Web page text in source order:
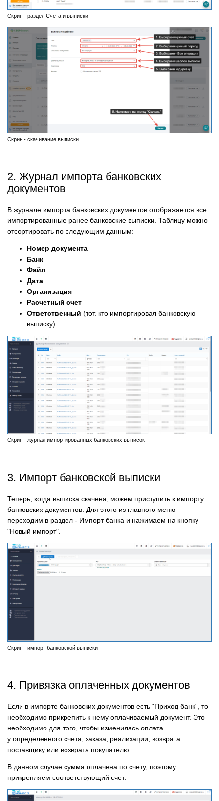
Скрин - раздел Счета и выписки
Скрин - скачивание выписки
2. Журнал импорта банковских
документов
В журнале импорта банковских документов отображается все
импортированные ранее банковские выписки. Таблицу можно
отсортировать по следующим данным:
Номер документа
Банк
Файл
Дата
Организация
Расчетный счет
Ответственный (тот, кто импортировал банковскую
выписку)
Скрин - журнал импортированных банковских выписок
3. Импорт банковской выписки
Теперь, когда выписка скачена, можем приступить к импорту
банковских документов. Для этого из главного меню
переходим в раздел - Импорт банка и нажимаем на кнопку
"Новый импорт".
Скрин - импорт банковской выписки
4. Привязка оплаченных документов
Если в импорте банковских документов есть "Приход банк", то
необходимо прикрепить к нему оплачиваемый документ. Это
необходимо для того, чтобы изменилась оплата
у определенного счета, заказа, реализации, возврата
поставщику или возврата покупателю.
В данном случае сумма оплачена по счету, поэтому
прикрепляем соответствующий счет: